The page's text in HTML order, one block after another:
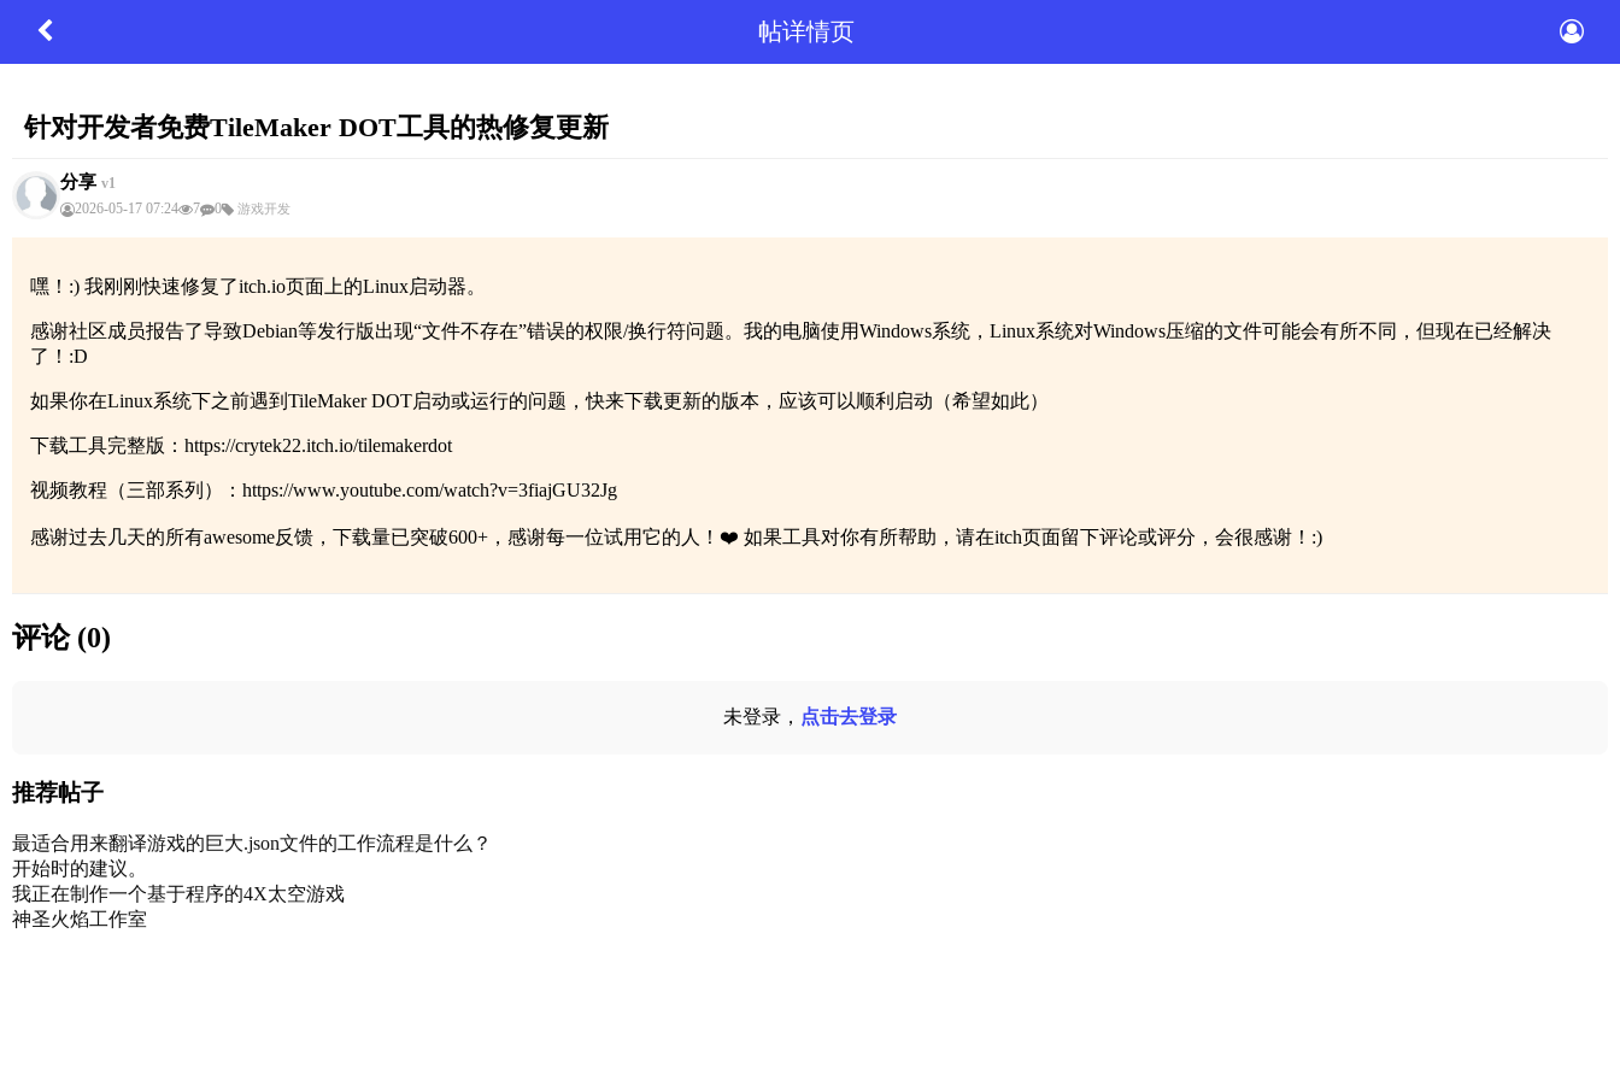
帖详情页
针对开发者免费TileMaker DOT工具的热修复更新
分享 v1
2026-05-17 07:24
7 0 游戏开发
嘿！:) 我刚刚快速修复了itch.io页面上的Linux启动器。
感谢社区成员报告了导致Debian等发行版出现“文件不存在”错误的权限/换行符问题。我的电脑使用Windows系统，Linux系统对Windows压缩的文件可能会有所不同，但现在已经解决
了！:D
如果你在Linux系统下之前遇到TileMaker DOT启动或运行的问题，快来下载更新的版本，应该可以顺利启动（希望如此）
下载工具完整版：https://crytek22.itch.io/tilemakerdot
视频教程（三部系列）：https://www.youtube.com/watch?v=3fiajGU32Jg
感谢过去几天的所有awesome反馈，下载量已突破600+，感谢每一位试用它的人！❤️ 如果工具对你有所帮助，请在itch页面留下评论或评分，会很感谢！:)
评论 (0)
未登录， 点击去登录
推荐帖子
最适合用来翻译游戏的巨大.json文件的工作流程是什么？
开始时的建议。
我正在制作一个基于程序的4X太空游戏
神圣火焰工作室